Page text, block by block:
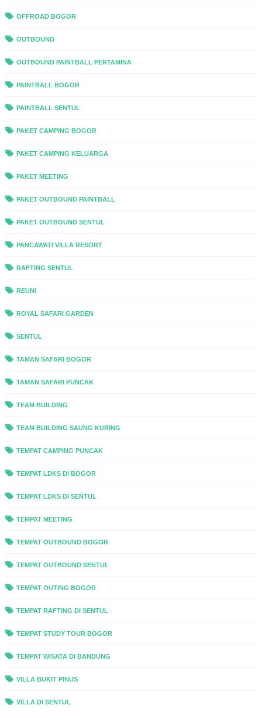
OFFROAD BOGOR
OUTBOUND
OUTBOUND PAINTBALL PERTAMINA
PAINTBALL BOGOR
PAINTBALL SENTUL
PAKET CAMPING BOGOR
PAKET CAMPING KELUARGA
PAKET MEETING
PAKET OUTBOUND PAINTBALL
PAKET OUTBOUND SENTUL
PANCAWATI VILLA RESORT
RAFTING SENTUL
REUNI
ROYAL SAFARI GARDEN
SENTUL
TAMAN SAFARI BOGOR
TAMAN SAFARI PUNCAK
TEAM BUILDING
TEAM BUILDING SAUNG KURING
TEMPAT CAMPING PUNCAK
TEMPAT LDKS DI BOGOR
TEMPAT LDKS DI SENTUL
TEMPAT MEETING
TEMPAT OUTBOUND BOGOR
TEMPAT OUTBOUND SENTUL
TEMPAT OUTING BOGOR
TEMPAT RAFTING DI SENTUL
TEMPAT STUDY TOUR BOGOR
TEMPAT WISATA DI BANDUNG
VILLA BUKIT PINUS
VILLA DI SENTUL